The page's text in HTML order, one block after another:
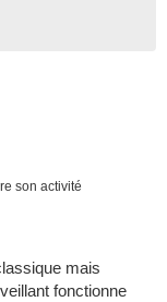
son activité
mais
fonctionne